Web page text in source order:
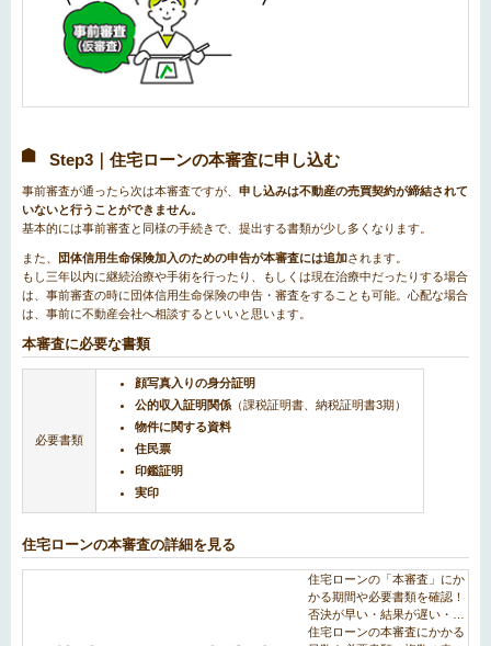
Step3｜住宅ローンの本審査に申し込む
事前審査が通ったら次は本審査ですが、 申し込みは不動産の売買契約が締結されて
いないと行うことができません。
基本的には事前審査と同様の手続きで、提出する書類が少し多くなります。
また、 団体信用生命保険加入のための申告が本審査には追加されます。
もし三年以内に継続治療や手術を行ったり、もしくは現在治療中だったりする場合
は、事前審査の時に団体信用生命保険の申告・審査をすることも可能。心配な場合
は、事前に不動産会社へ相談するといいと思います。
本審査に必要な書類
必要書類
顔写真入りの身分証明
公的収入証明関係 （課税証明書、納税証明書3期）
物件に関する資料
住民票
印鑑証明
実印
住宅ローンの本審査の詳細を見る